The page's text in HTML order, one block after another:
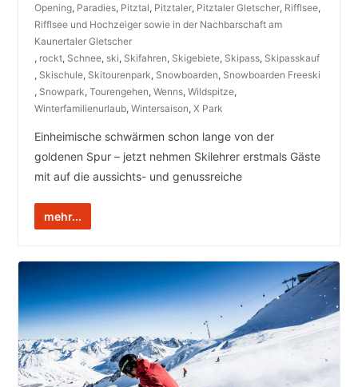
Opening, Paradies, Pitztal, Pitztaler, Pitztaler Gletscher, Rifflsee,
Rifflsee und Hochzeiger sowie in der Nachbarschaft am
Kaunertaler Gletscher
, rockt, Schnee, ski, Skifahren, Skigebiete, Skipass, Skipasskauf
, Skischule, Skitourenpark, Snowboarden, Snowboarden Freeski
, Snowpark, Tourengehen, Wenns, Wildspitze,
Winterfamilienurlaub, Wintersaison, X Park
Einheimische schwärmen schon lange von der
goldenen Spur – jetzt nehmen Skilehrer erstmals Gäste
mit auf die aussichts- und genussreiche
mehr...